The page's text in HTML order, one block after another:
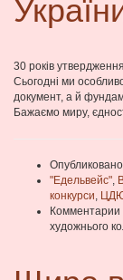
30 років
Сьогодні ми
документ, а й
Бажаємо миру,
"Едельвейс",
конкурси,
Комментарии
художнього